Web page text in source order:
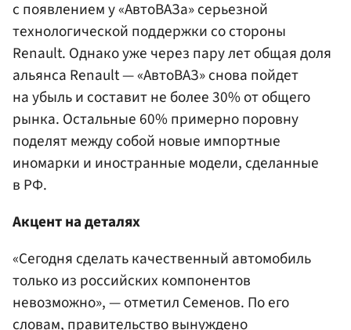
с появлением у «АвтоВАЗа» серьезной
технологической поддержки со стороны
Renault. Однако уже через пару лет общая доля
альянса Renault — «АвтоВАЗ» снова пойдет
на убыль и составит не более 30% от общего
рынка. Остальные 60% примерно поровну
поделят между собой новые импортные
иномарки и иностранные модели, сделанные
в РФ.
Акцент на деталях
«Сегодня сделать качественный автомобиль
только из российских компонентов
невозможно», — отметил Семенов. По его
словам, правительство вынуждено